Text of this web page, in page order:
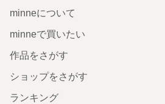
minneについて
minneで買いたい
作品をさがす
ショップをさがす
ランキング